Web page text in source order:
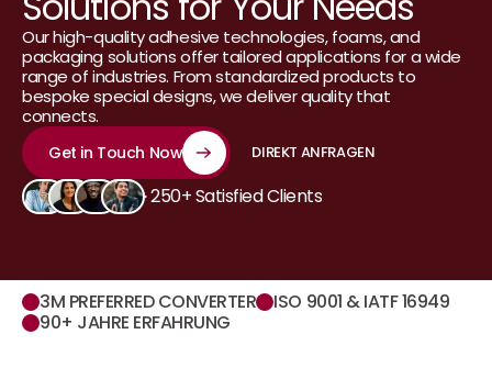
Our high-quality adhesive technologies, foams, and
packaging solutions offer tailored applications for a wide
range of industries. From standardized products to
bespoke special designs, we deliver quality that
connects.
Get in Touch Now DIREKT ANFRAGEN
DIREKT ANFRAGEN
250+ Satisfied Clients
3M PREFERRED CONVERTER
ISO 9001 & IATF 16949
90+ JAHRE ERFAHRUNG